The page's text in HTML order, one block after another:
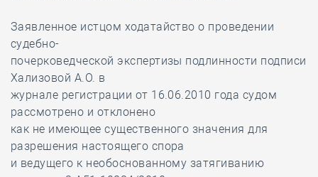
Заявленное истцом ходатайство о проведении
судебно-
почерковедческой экспертизы подлинности подписи
Хализовой А.О. в
журнале регистрации от 16.06.2010 года судом
рассмотрено и отклонено
как не имеющее существенного значения для
разрешения настоящего спора
и ведущего к необоснованному затягиванию